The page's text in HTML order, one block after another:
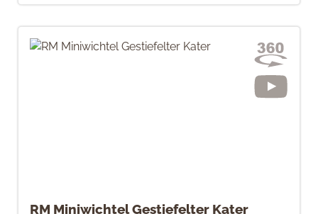
RM Miniwichtel Gestiefelter Kater